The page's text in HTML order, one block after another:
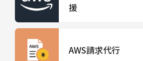
援
AWS請求代行